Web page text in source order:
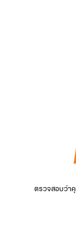
ตรวจสอบว่า